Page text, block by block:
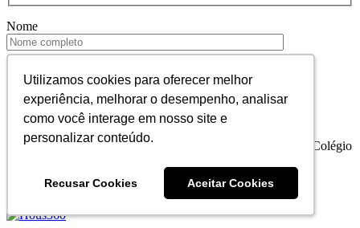
Utilizamos cookies para oferecer melhor
experiência, melhorar o desempenho, analisar
como você interage em nosso site e
personalizar conteúdo.
Recusar Cookies Aceitar Cookies
Utilizamos cookies para oferecer melhor
experiência, melhorar o desempenho, analisar
como você interage em nosso site e
personalizar conteúdo.
Recusar Cookies Aceitar Cookies
Nome
Declaro que estou de acordo em receber informativos do Colégio
Colégio Harmonia © 2023. Todos os direitos reservados.